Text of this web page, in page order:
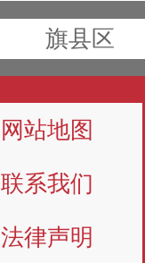
旗县区
网站地图
联系我们
法律声明